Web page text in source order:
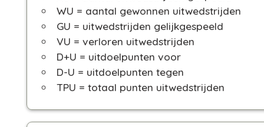
WU = aantal gewonnen uitwedstrijden
GU = uitwedstrijden gelijkgespeeld
VU = verloren uitwedstrijden
D+U = uitdoelpunten voor
D-U = uitdoelpunten tegen
TPU = totaal punten uitwedstrijden